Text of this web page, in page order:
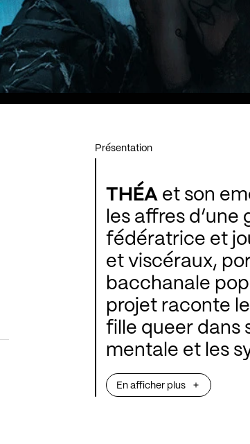
Présentation
THÉA et son
les affres
fédératrice et
et viscéraux,
bacchanale
projet raconte
fille queer dans
mentale et les
l'entourent. Une
En afficher plus